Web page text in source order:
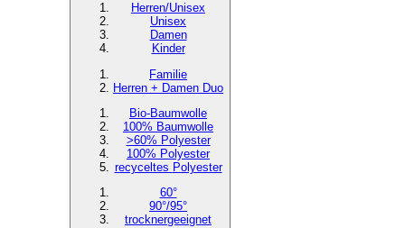
Herren/Unisex
Unisex
Damen
Kinder
Familie
Herren + Damen Duo
Bio-Baumwolle
100% Baumwolle
>60% Polyester
100% Polyester
recyceltes Polyester
60°
90°/95°
trocknergeeignet